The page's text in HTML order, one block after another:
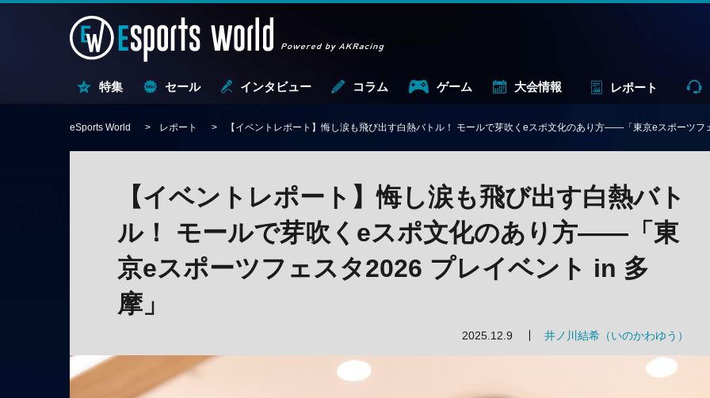
特集 セール インタビュー コラム ゲーム 大会情報 レポート
eSports World レポート 【イベントレポート】悔し涙も飛び出す白熱バトル！ モールで芽吹くeスポ文化のあり方——「東京eスポーツ
【イベントレポート】悔し涙も飛び出す白熱バト
ル！ モールで芽吹くeスポ文化のあり方——「東
京eスポーツフェスタ2026 プレイベント in 多
摩」
2025.12.9 井ノ川結希（いのかわゆう）